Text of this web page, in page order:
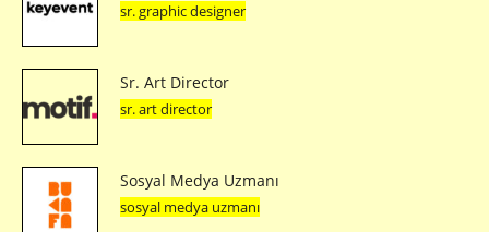
sr. graphic designer
Sr. Art Director
sr. art director
Sosyal Medya Uzmanı
sosyal medya uzmanı